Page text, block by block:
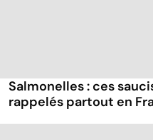
Salmonelles : ces
rappelés partout en